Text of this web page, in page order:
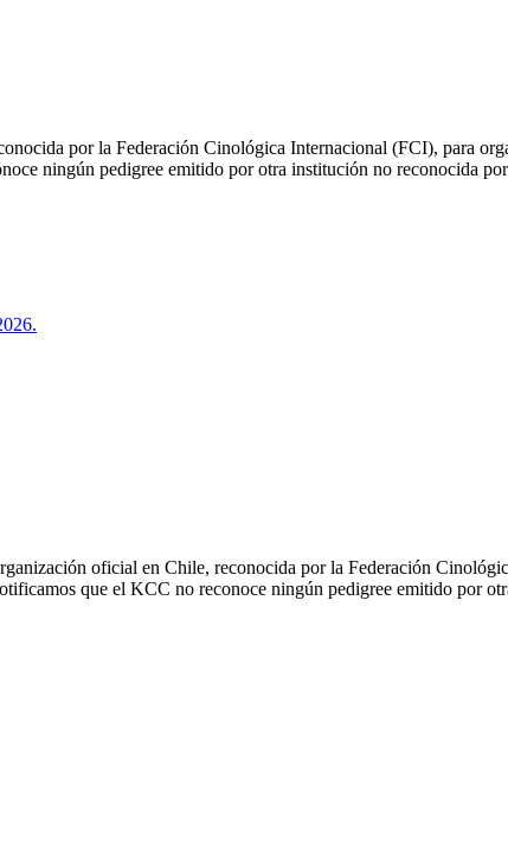
por la Federación Cinológica Internacional (FCI), para
ningún pedigree emitido por otra institución no reconocida
oficial en Chile, reconocida por la Federación
que el KCC no reconoce ningún pedigree emitido por